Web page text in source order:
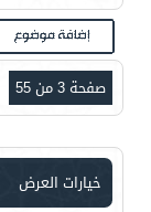
صفحة 3 من 55
خيارات العرض